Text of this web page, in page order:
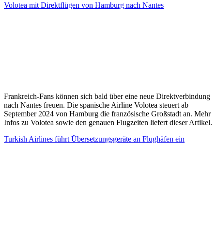
Volotea mit Direktflügen von Hamburg nach Nantes
Frankreich-Fans können sich bald über eine neue Direktverbindung
nach Nantes freuen. Die spanische Airline Volotea steuert ab
September 2024 von Hamburg die französische Großstadt an. Mehr
Infos zu Volotea sowie den genauen Flugzeiten liefert dieser Artikel.
Turkish Airlines führt Übersetzungsgeräte an Flughäfen ein